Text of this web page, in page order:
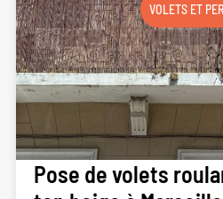
VOLETS ET
Pose de volets